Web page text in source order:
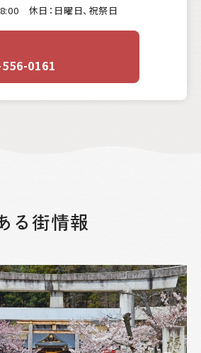
休日：日曜日、祝祭日
0161
る街情報